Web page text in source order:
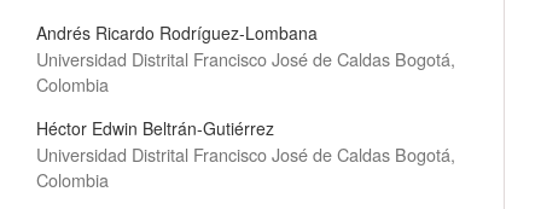
Andrés Ricardo Rodríguez-Lombana
Universidad Distrital Francisco José de Caldas Bogotá,
Colombia
Héctor Edwin Beltrán-Gutiérrez
Universidad Distrital Francisco José de Caldas Bogotá,
Colombia